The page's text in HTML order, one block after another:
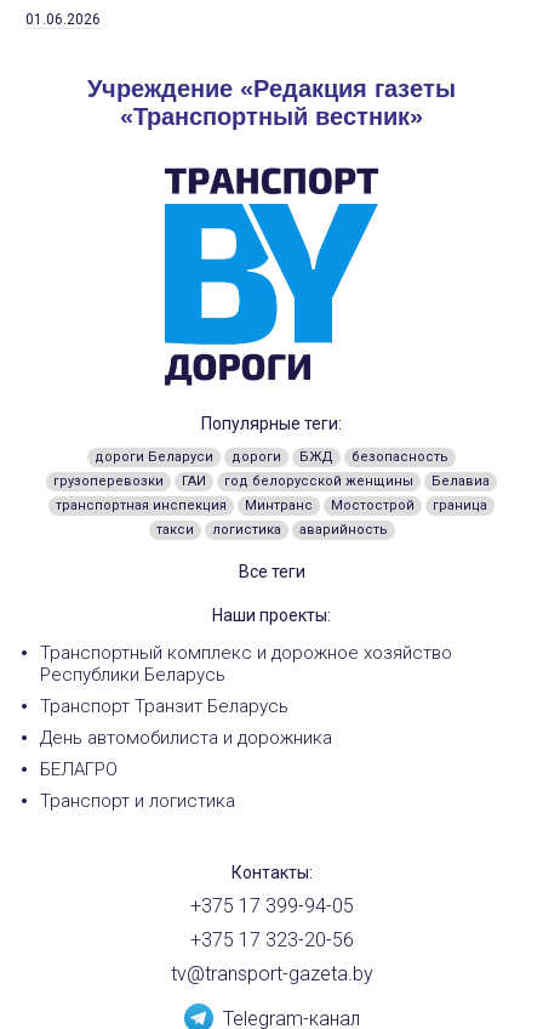
01.06.2026
Учреждение «Редакция газеты
«Транспортный вестник»
Популярные теги:
дороги Беларуси дороги БЖД
безопасность
грузоперевозки
ГАИ год белорусской женщины
Белавиа
транспортная инспекция
Минтранс Мостострой
граница
такси
логистика аварийность
Все теги
Наши проекты:
Транспортный комплекс и дорожное хозяйство
Республики Беларусь
Транспорт Транзит Беларусь
День автомобилиста и дорожника
БЕЛАГРО
Транспорт и логистика
Контакты:
+375 17 399-94-05
+375 17 323-20-56
tv@transport-gazeta.by
Telegram-канал